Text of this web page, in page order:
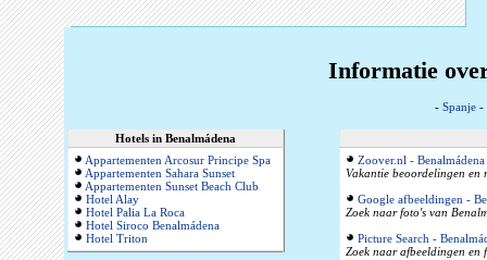
Informatie
- Spanje -
Hotels in Benalmádena
Appartementen Arcosur Principe Spa
Appartementen Sahara Sunset
Appartementen Sunset Beach Club
Hotel Alay
Hotel Palia La Roca
Hotel Siroco Benalmádena
Hotel Triton
Zoover.nl - Benalmádena
Vakantie beoordelingen en
Google afbeeldingen -
Zoek naar foto's van
Picture Search -
Zoek naar afbeeldingen en